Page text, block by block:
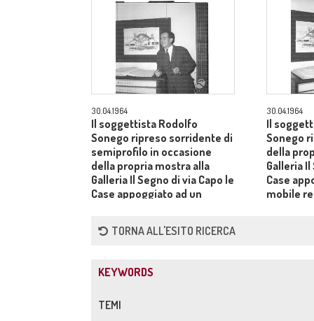
30.04.1964
Il soggettista Rodolfo
Sonego ripreso sorridente di
semiprofilo in occasione
della propria mostra alla
Galleria Il Segno di via Capo le
Case appoggiato ad un
30.04.1964
Il
Sonego
della
Galleria
Case
mobile
TORNA ALL'ESITO RICERCA
KEYWORDS
TEMI